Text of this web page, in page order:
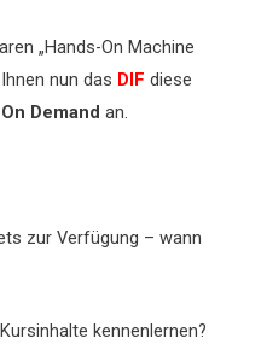
„Hands-On Machine
nun das DIF diese
Demand an.
zur Verfügung – wann
kennenlernen?